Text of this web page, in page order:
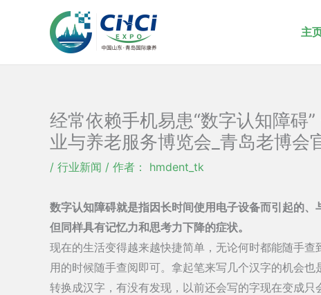
主
经常依赖手机易患“数字认知障碍
业与养老服务博览会_青岛老博会
/ 行业新闻 / 作者： hmdent_tk
数字认知障碍就是指因长时间使用电子设备而引起的
但同样具有记忆力和思考力下降的症状。
现在的生活变得越来越快捷简单，无论何时都能随手
用的时候随手查阅即可。拿起笔来写几个汉字的机会
转换成汉字，有没有发现，以前还会写的字现在变成